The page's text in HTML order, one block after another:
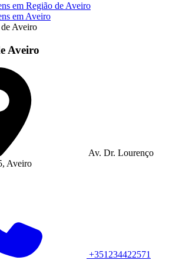
em Região de Aveiro
em Aveiro
Aveiro
Aveiro
Av. Dr. Lourenço
Aveiro
+351234422571